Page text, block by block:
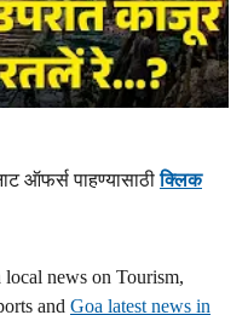
ऑफर्स पाहण्यासाठीक्लिक
local news on Tourism,
and Goa latest news in